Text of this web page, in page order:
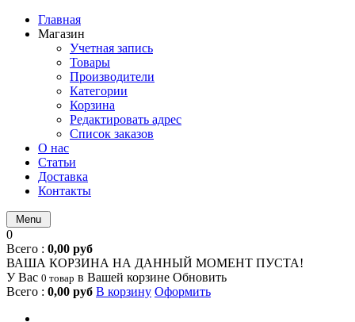
Главная
Магазин
Учетная запись
Товары
Производители
Категории
Корзина
Редактировать адрес
Список заказов
О нас
Статьи
Доставка
Контакты
Menu
0
Всего : 0,00 руб
ВАША КОРЗИНА НА ДАННЫЙ МОМЕНТ ПУСТА!
У Вас 0 товар в Вашей корзине Обновить
Всего : 0,00 руб В корзину Оформить